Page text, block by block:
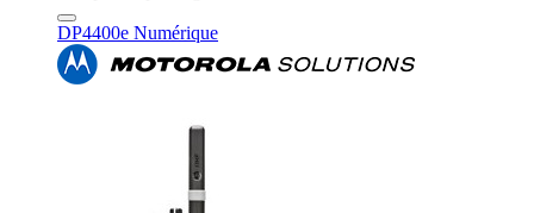
DP4400e Numérique